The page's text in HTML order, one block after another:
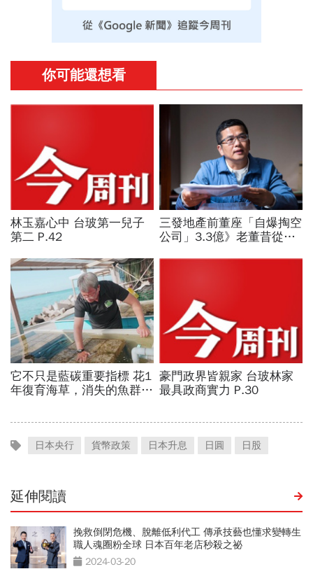
日本央行 貨幣政策 日本升息 日圓 日股
延伸閱讀
挽救倒閉危機、脫離低利代工 傳承技藝也懂求變轉生
職人魂圈粉全球 日本百年老店秒殺之祕
2024-03-20